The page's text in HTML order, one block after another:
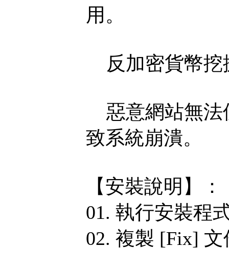
用。
反加密貨幣挖
惡意網站無法
致系統崩潰。
【安裝說明】：
01. 執行安裝程
02. 複製 [Fix]